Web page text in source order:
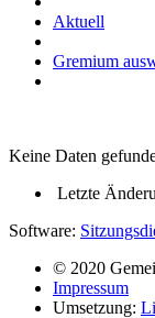
Aktuell
Gremium
Keine Daten
Letzte
Software:
© 2020
Impressum
Umsetzung: